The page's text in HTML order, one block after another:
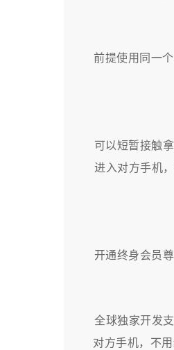
前提使用同一
可以短暂接触
进入对方手机
开通终身会员
全球独家开发
对方手机，不